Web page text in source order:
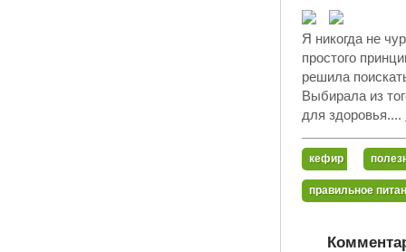
Я никогда не
простого
решила
Выбирала из
для здоровья....
кефир
правильное